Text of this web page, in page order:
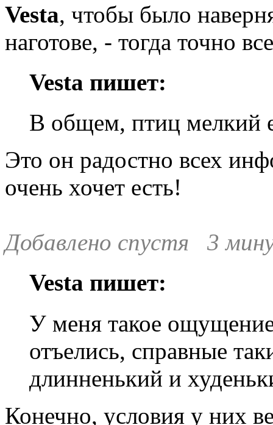
Vesta, чтобы было
наготове, - тогда точно
Vesta пишет:
В общем, птиц мелкий
Это он радостно всех
очень хочет есть!
Добавлено спустя 3
Vesta пишет:
У меня такое
отъелись, справные
длинненький и
Конечно, условия у них